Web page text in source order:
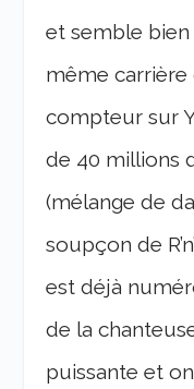
et semble
même carrière
compteur sur
de 40 millions
(mélange de
soupçon de
est déjà
de la
puissante et